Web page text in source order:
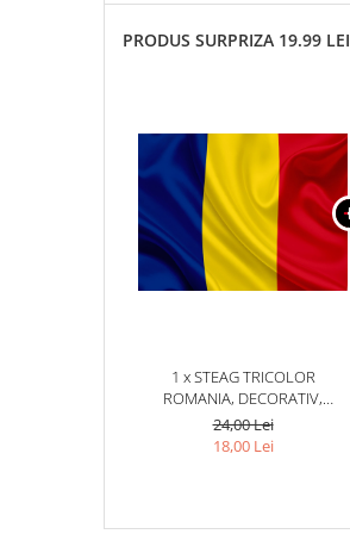
PRODUS SURPRIZA 19.99 LEI
1 x STEAG TRICOLOR
ROMANIA, DECORATIV,
MATERIAL TEXTIL, LAVABIL,
DIMENSIUNE 90 X 150 CM, CU
24,00 Lei
18,00 Lei